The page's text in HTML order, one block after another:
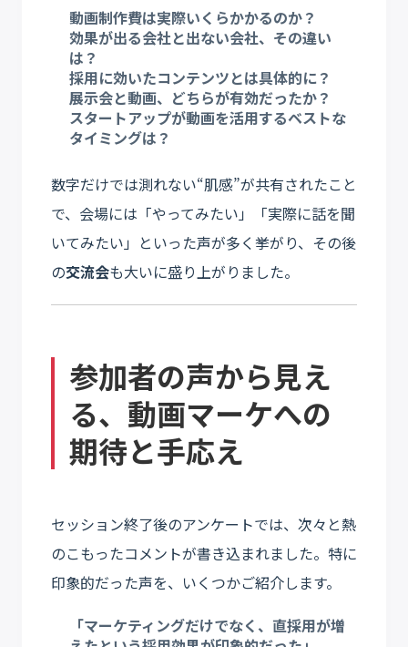
動画制作費は実際いくらかかるのか？
効果が出る会社と出ない会社、その違い
は？
採用に効いたコンテンツとは具体的に？
展示会と動画、どちらが有効だったか？
スタートアップが動画を活用するベストな
タイミングは？
数字だけでは測れない“肌感”が共有されたこと
で、会場には「やってみたい」「実際に話を聞
いてみたい」といった声が多く挙がり、その後
の交流会も大いに盛り上がりました。
参加者の声から見え
る、動画マーケへの
期待と手応え
セッション終了後のアンケートでは、次々と熱
のこもったコメントが書き込まれました。特に
印象的だった声を、いくつかご紹介します。
「マーケティングだけでなく、直採用が増